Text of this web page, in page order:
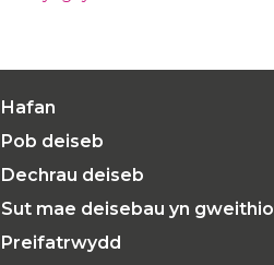
Hafan
Pob deiseb
Dechrau deiseb
Sut mae deisebau yn gweithio
Preifatrwydd